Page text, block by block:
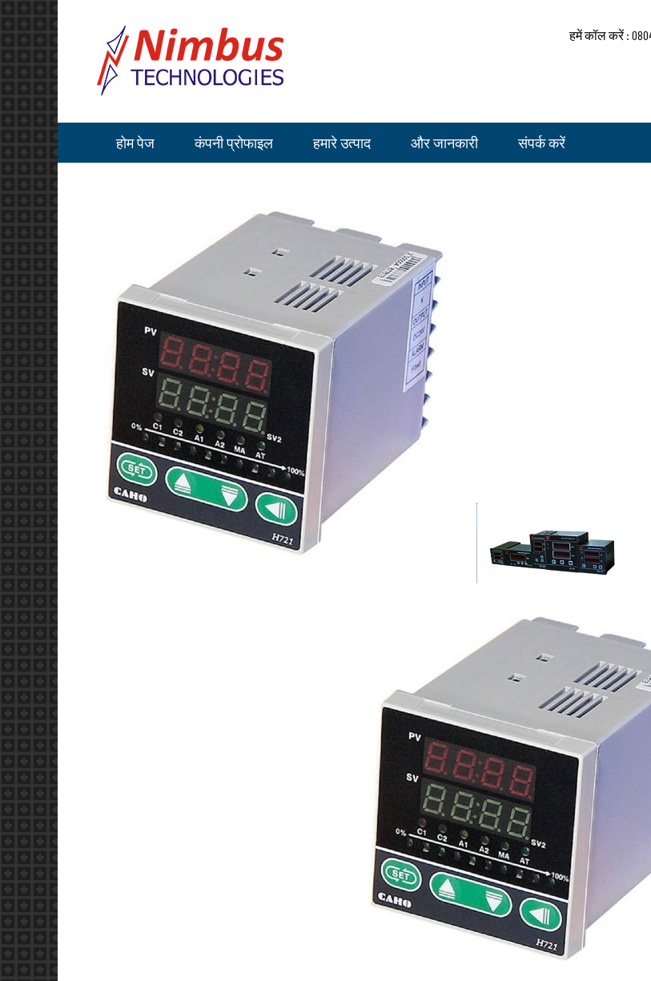
हमें कॉल करें :
होम पेज कंपनी प्रोफाइल हमारे उत्पाद और जानकारी संपर्क करें